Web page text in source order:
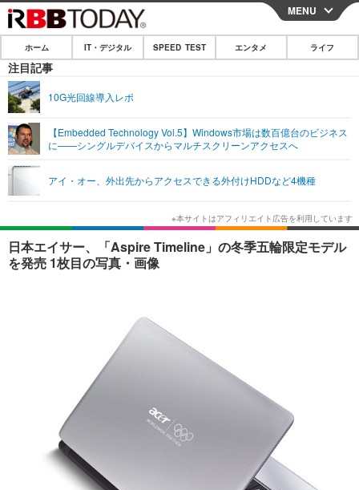
CLOSE
ホーム
IT・デジタル
ネタ ガジェット・ツール
ショッピング その他
SPEED TEST
エンタメ
エンタメTOP 映画・ドラマ
韓国・芸能
音楽 スポーツ
ライフTOP グルメ
ペット ショッピング
リリース一覧
プッシュ通知の停止方法
MENU
ホーム IT・デジタル SPEED TEST エンタメ ライフ
注目記事
10G光回線導入レポ
【Embedded Technology Vol.5】Windows市場は数百億台のビジネス
に——シングルデバイスからマルチスクリーンアクセスへ
アイ・オー、外出先からアクセスできる外付けHDDなど4機種
日本エイサー、「Aspire Timeline」の冬季五輪限定モデル
を発売 1枚目の写真・画像